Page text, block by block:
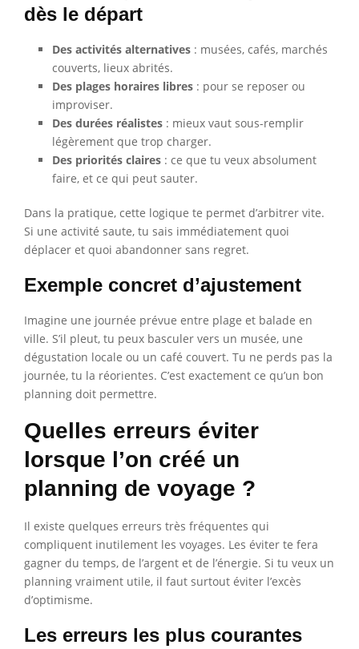
dès le départ
Des activités alternatives : musées, cafés, marchés
couverts, lieux abrités.
Des plages horaires libres : pour se reposer ou
improviser.
Des durées réalistes : mieux vaut sous-remplir
légèrement que trop charger.
Des priorités claires : ce que tu veux absolument
faire, et ce qui peut sauter.
Dans la pratique, cette logique te permet d’arbitrer vite.
Si une activité saute, tu sais immédiatement quoi
déplacer et quoi abandonner sans regret.
Exemple concret d’ajustement
Imagine une journée prévue entre plage et balade en
ville. S’il pleut, tu peux basculer vers un musée, une
dégustation locale ou un café couvert. Tu ne perds pas la
journée, tu la réorientes. C’est exactement ce qu’un bon
planning doit permettre.
Quelles erreurs éviter
lorsque l’on créé un
planning de voyage ?
Il existe quelques erreurs très fréquentes qui
compliquent inutilement les voyages. Les éviter te fera
gagner du temps, de l’argent et de l’énergie. Si tu veux un
planning vraiment utile, il faut surtout éviter l’excès
d’optimisme.
Les erreurs les plus courantes